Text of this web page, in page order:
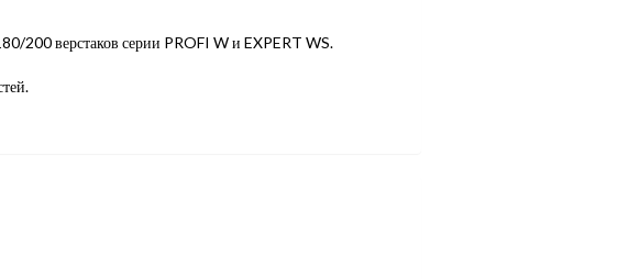
200 верстаков серии PROFI W и EXPERT WS.